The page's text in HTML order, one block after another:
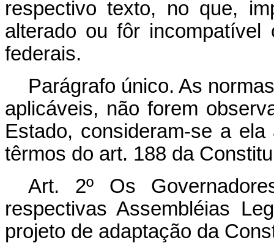
respectivo texto, no que,
alterado ou fôr incompatível
federais.
Parágrafo único. As
aplicáveis, não forem
Estado, consideram-se a
têrmos do art. 188 da
Art. 2º Os
respectivas Assembléias
projeto de adaptação da